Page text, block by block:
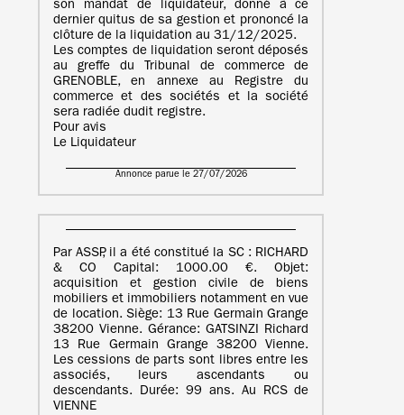
son mandat de liquidateur, donné à ce
dernier quitus de sa gestion et prononcé la
clôture de la liquidation au 31/12/2025.
Les comptes de liquidation seront déposés
au greffe du Tribunal de commerce de
GRENOBLE, en annexe au Registre du
commerce et des sociétés et la société
sera radiée dudit registre.
Pour avis
Le Liquidateur
Annonce parue le 27/07/2026
Par ASSP, il a été constitué la SC : RICHARD
& CO Capital: 1000.00 €. Objet:
acquisition et gestion civile de biens
mobiliers et immobiliers notamment en vue
de location. Siège: 13 Rue Germain Grange
38200 Vienne. Gérance: GATSINZI Richard
13 Rue Germain Grange 38200 Vienne.
Les cessions de parts sont libres entre les
associés, leurs ascendants ou
descendants. Durée: 99 ans. Au RCS de
VIENNE